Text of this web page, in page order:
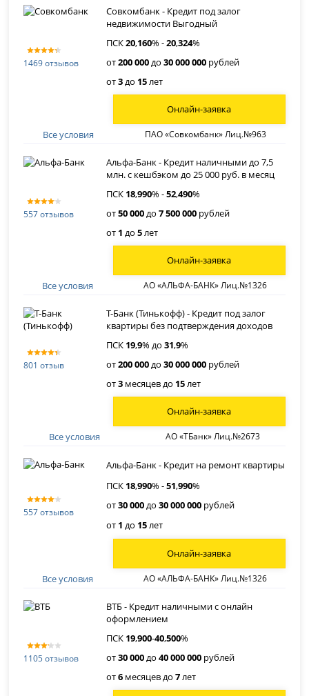
1469 отзывов
Совкомбанк - Кредит под залог
недвижимости Выгодный
ПСК20,160% -20,324%
от200 000до30 000 000 рублей
от3до 15лет
Все условия ПАО «Совкомбанк» Лиц.№963
Онлайн-заявка
557 отзывов
Альфа-Банк - Кредит наличными до 7,5
млн. с кешбэком до 25 000 руб. в месяц
ПСК 18,990% -52,490%
от50 000до7 500 000 рублей
от 1 до5лет
Все условия АО «АЛЬФА-БАНК» Лиц.№1326
Онлайн-заявка
801 отзыв
Т-Банк (Тинькофф) - Кредит под залог
квартиры без подтверждения доходов
ПСК 19,9% до31,9%
от200 000до30 000 000 рублей
от3 месяцев до 15лет
Все условия АО «ТБанк» Лиц.№2673
Онлайн-заявка
557 отзывов
Альфа-Банк - Кредит на ремонт квартиры
ПСК 18,990% -51,990%
от30 000до30 000 000 рублей
от 1 до 15лет
Все условия АО «АЛЬФА-БАНК» Лиц.№1326
Онлайн-заявка
1105 отзывов
ВТБ - Кредит наличными с онлайн
оформлением
ПСК 19,900-40,500%
от30 000до40 000 000 рублей
от6 месяцев до7лет